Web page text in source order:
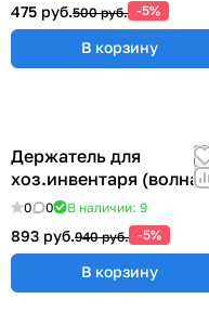
475 руб.500 руб. -5%
В корзину
Держатель для
хоз.инвентаря (волна)
0 0 В наличии: 9
893 руб.940 руб. -5%
В корзину